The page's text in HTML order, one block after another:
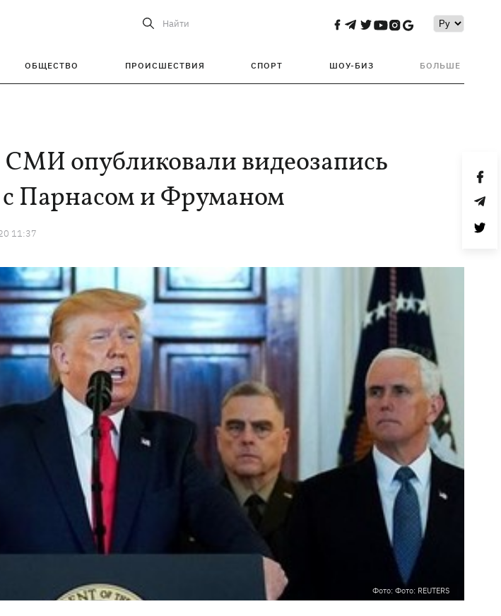
Найти
ОБЩЕСТВО ПРОИСШЕСТВИЯ СПОРТ ШОУ-БИЗ БОЛЬШЕ
опубликовали видеозапись
Парнасом и Фруманом
11:37
Фото: Фото: REUTERS